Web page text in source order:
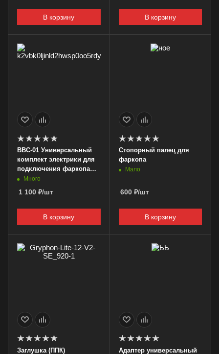
В корзину В корзину
BBC-01 Универсальный
комплект электрики для
подключения фаркопа
1,9м,два жгута с розеткой
Много
1 100 ₽/шт
В корзину
Стопорный палец для
фаркопа
Мало
600₽/шт
В корзину
Заглушка (ППК)
Адаптер универсальный